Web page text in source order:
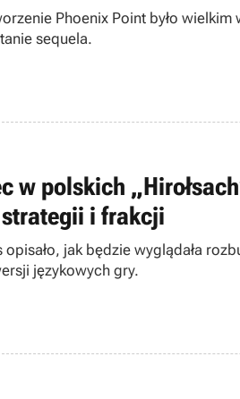
Phoenix Point było
sequela.
w polskich
i frakcji
jak będzie wyglądała
językowych gry.